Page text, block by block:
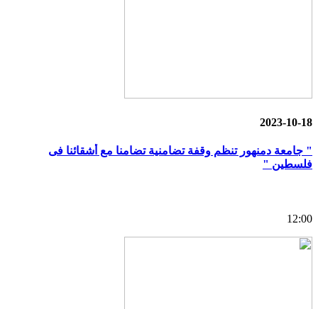
2023-10-18
" جامعة دمنهور تنظم وقفة تضامنية تضامنا مع أشقائنا فى
فلسطين "
12:00